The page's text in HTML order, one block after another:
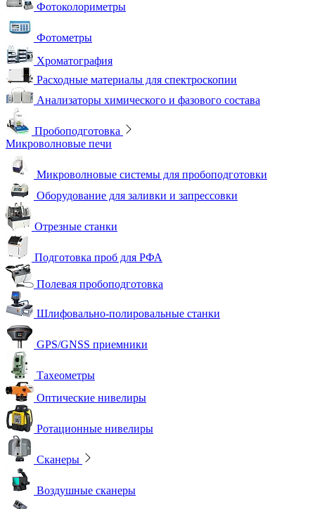
Фотоколориметры
Фотометры
Хроматография
Расходные материалы для спектроскопии
Анализаторы химического и фазового состава
Пробоподготовка
Микроволновые печи
Микроволновые системы для пробоподготовки
Оборудование для заливки и запрессовки
Отрезные станки
Подготовка проб для РФА
Полевая пробоподготовка
Шлифовально-полировальные станки
GPS/GNSS приемники
Тахеометры
Оптические нивелиры
Ротационные нивелиры
Сканеры
Воздушные сканеры